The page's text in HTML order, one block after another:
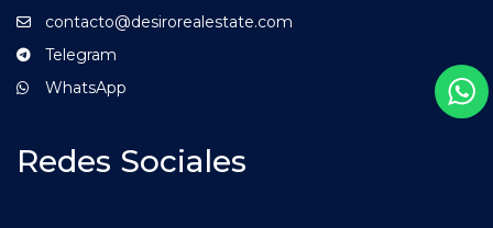
contacto@desirorealestate.com
Telegram
WhatsApp
Redes Sociales